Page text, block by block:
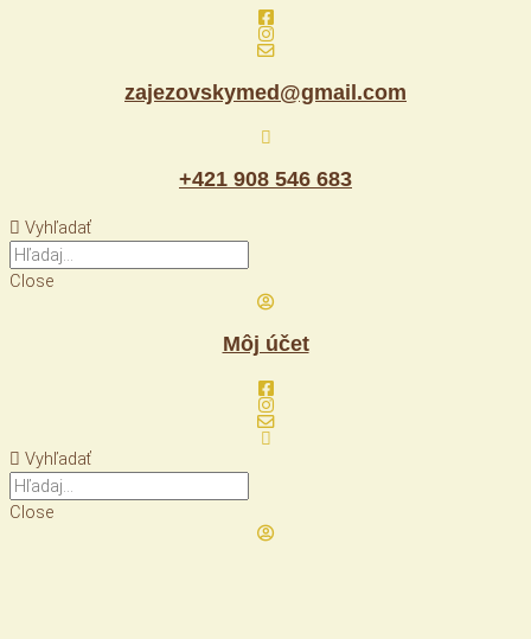
zajezovskymed@gmail.com
+421 908 546 683
Vyhľadať
Close
Môj účet
Vyhľadať
Close